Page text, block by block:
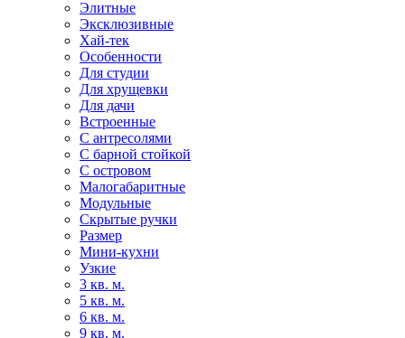
Элитные
Эксклюзивные
Хай-тек
Особенности
Для студии
Для хрущевки
Для дачи
Встроенные
С антресолями
С барной стойкой
С островом
Малогабаритные
Модульные
Скрытые ручки
Размер
Мини-кухни
Узкие
3 кв. м.
5 кв. м.
6 кв. м.
9 кв. м.